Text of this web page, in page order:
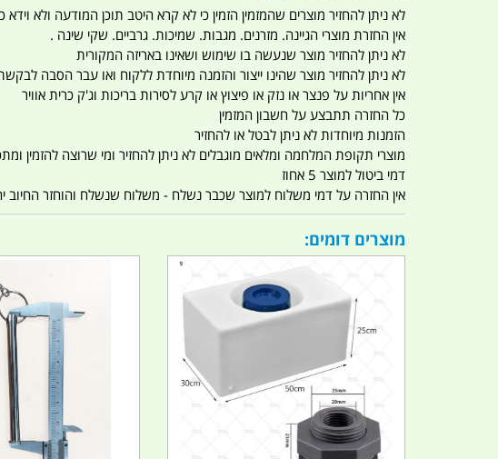
לא ניתן להחזיר מוצרים שהמזמין הזמין כי לא קרא היטב תוכן המודעה ולא
אין החזרת מוצרי הגיינה. מזרנים. מגבות. שמיכות. גרביים. שקי שינה .
לא ניתן להחזיר מוצר שנעשה בו שימוש ושאינו באריזה המקורית
לא ניתן להחזיר מוצר שהינו ייצור והזמנה מיוחדת ללקוח ואו עבר הסבה
אין אחריות על פנצר או נזק או פיצוץ או קרע לסירות בריכות וג'ק כרית אוויר
כל החזרה תתבצע על חשבון המזמין
הזמנות מיוחדות לא ניתן לבטל או להחזיר
מוצרי תקופת המלחמה ומלאים מוגבלים לא ניתן להחזיר ומי שרוצה להזמין
דמי ביטול למוצר 5 אחוז
אין החזרה על דמי משלוח למוצר שכבר נשלח - משלוח שנשלח והוחזר החיוב
מוצרים דומים: